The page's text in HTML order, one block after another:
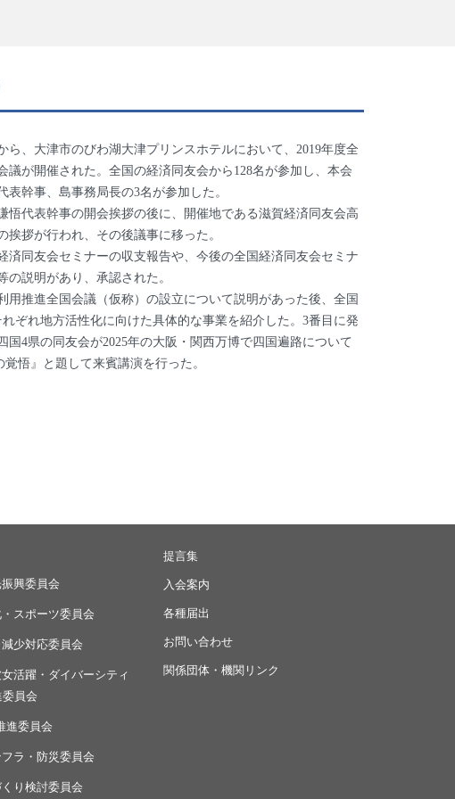
ら、大津市のびわ湖大津プリンスホテルにおいて、2019年度全
議が開催された。全国の経済同友会から128名が参加し、本会
表幹事、島事務局長の3名が参加した。
代表幹事の開会挨拶の後に、開催地である滋賀経済同友会高
挨拶が行われ、その後議事に移った。
同友会セミナーの収支報告や、今後の全国経済同友会セミナ
の説明があり、承認された。
推進全国会議（仮称）の設立について説明があった後、全国
ぞれ地方活性化に向けた具体的な事業を紹介した。3番目に発
国4県の同友会が2025年の大阪・関西万博で四国遍路について
悟』と題して来賓講演を行った。
興委員会
スポーツ委員会
減少対応委員会
女活躍・ダイバーシティ
委員会
進委員会
フラ・防災委員会
り検討委員会
提言集
入会案内
各種届出
お問い合わせ
関係団体・機関リンク